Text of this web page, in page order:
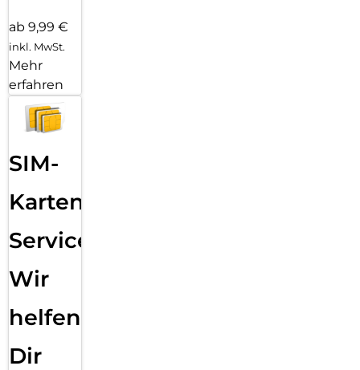
ab 9,99 €
inkl. MwSt.
Mehr
erfahren
SIM-
Karten
Service:
Wir
helfen
Dir